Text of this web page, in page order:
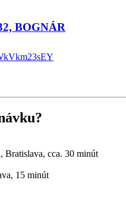
BOGNÁR
Bratislava, cca. 30 minút
15 minút